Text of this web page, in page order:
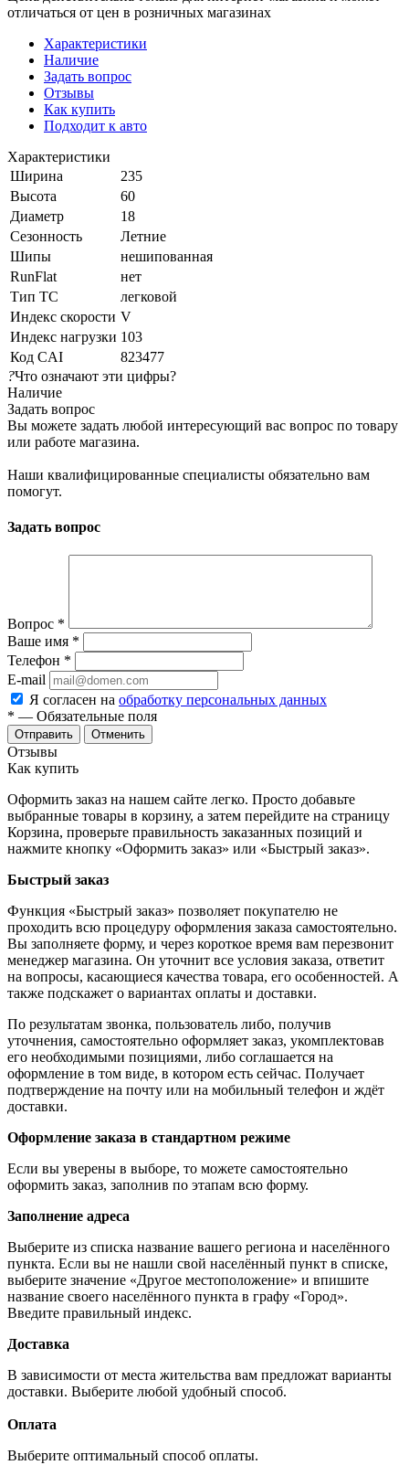
отличаться от цен в розничных магазинах
Характеристики
Наличие
Задать вопрос
Отзывы
Как купить
Подходит к авто
Характеристики
Ширина
235
Высота
60
Диаметр
18
Сезонность
Летние
Шипы
нешипованная
RunFlat
нет
Тип ТС
легковой
Индекс скорости V
Индекс нагрузки 103
Код CAI
823477
?Что означают эти цифры?
Наличие
Задать вопрос
Вы можете задать любой интересующий вас вопрос по товару
или работе магазина.
Наши квалифицированные специалисты обязательно вам
помогут.
Задать вопрос
Вопрос *
Ваше имя *
Телефон *
E-mail
Я согласен на обработку персональных данных
* — Обязательные поля
Отменить
Отзывы
Как купить
Оформить заказ на нашем сайте легко. Просто добавьте
выбранные товары в корзину, а затем перейдите на страницу
Корзина, проверьте правильность заказанных позиций и
нажмите кнопку «Оформить заказ» или «Быстрый заказ».
Быстрый заказ
Функция «Быстрый заказ» позволяет покупателю не
проходить всю процедуру оформления заказа самостоятельно.
Вы заполняете форму, и через короткое время вам перезвонит
менеджер магазина. Он уточнит все условия заказа, ответит
на вопросы, касающиеся качества товара, его особенностей. А
также подскажет о вариантах оплаты и доставки.
По результатам звонка, пользователь либо, получив
уточнения, самостоятельно оформляет заказ, укомплектовав
его необходимыми позициями, либо соглашается на
оформление в том виде, в котором есть сейчас. Получает
подтверждение на почту или на мобильный телефон и ждёт
доставки.
Оформление заказа в стандартном режиме
Если вы уверены в выборе, то можете самостоятельно
оформить заказ, заполнив по этапам всю форму.
Заполнение адреса
Выберите из списка название вашего региона и населённого
пункта. Если вы не нашли свой населённый пункт в списке,
выберите значение «Другое местоположение» и впишите
название своего населённого пункта в графу «Город».
Введите правильный индекс.
Доставка
В зависимости от места жительства вам предложат варианты
доставки. Выберите любой удобный способ.
Оплата
Выберите оптимальный способ оплаты.